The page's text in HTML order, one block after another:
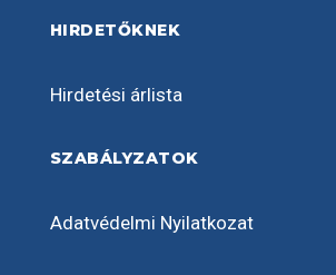
HIRDETŐKNEK
Hirdetési árlista
SZABÁLYZATOK
Adatvédelmi Nyilatkozat